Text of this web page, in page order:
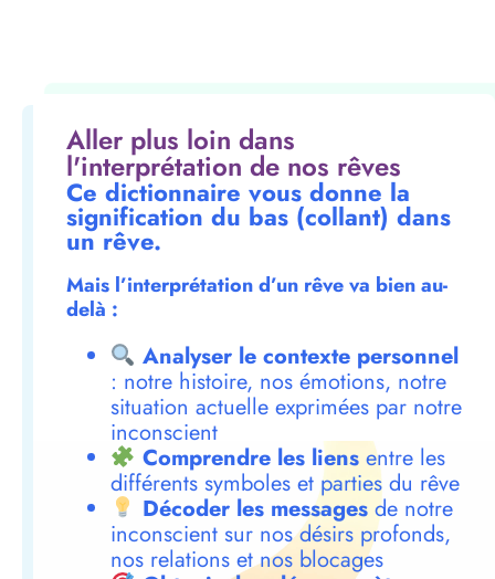
Aller plus loin dans
l'interprétation de nos rêves
Ce dictionnaire vous donne la
signification du bas (collant) dans
un rêve.
Mais l’interprétation d’un rêve va bien au-
delà :
Analyser le contexte personnel
: notre histoire, nos émotions, notre
situation actuelle exprimées par notre
inconscient
Comprendre les liensentre les
différents symboles et parties du rêve
Décoder les messagesde notre
inconscient sur nos désirs profonds,
nos relations et nos blocages